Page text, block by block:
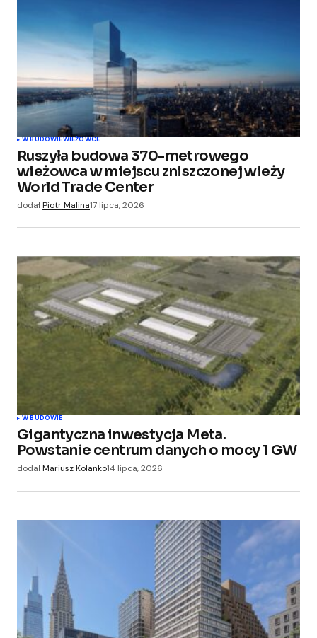
W BUDOWIEWIEŻOWCE
Ruszyła budowa 370-metrowego
wieżowca w miejscu zniszczonej wieży
World Trade Center
dodałPiotr Malina17 lipca, 2026
W BUDOWIE
Gigantyczna inwestycja Meta.
Powstanie centrum danych o mocy 1 GW
dodałMariusz Kolanko14 lipca, 2026